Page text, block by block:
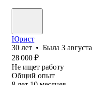
Юрист
30 лет • Была 3 августа
28 000 ₽
Не ищет работу
Общий опыт